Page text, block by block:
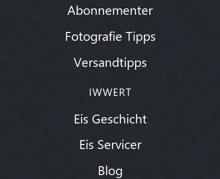
Abonnementer
Fotografie Tipps
Versandtipps
IWWERT
Eis Geschicht
Eis Servicer
Blog